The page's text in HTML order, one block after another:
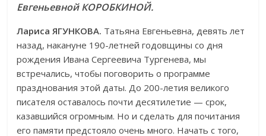
Евгеньевной КОРОБКИНОЙ.
Лариса ЯГУНКОВА. Татьяна Евгеньевна, девять лет
назад, накануне 190-летней годовщины со дня
рождения Ивана Сергеевича Тургенева, мы
встречались, чтобы поговорить о программе
празднования этой даты. До 200-летия великого
писателя оставалось почти десятилетие — срок,
казавшийся огромным. Но и сделать для почитания
его памяти предстояло очень много. Начать с того,